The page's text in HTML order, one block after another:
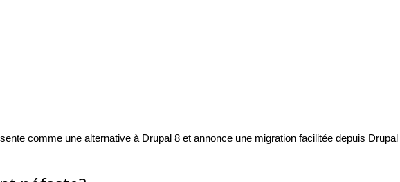
comme une alternative à Drupal 8 et annonce une migration facilitée depuis Drupal